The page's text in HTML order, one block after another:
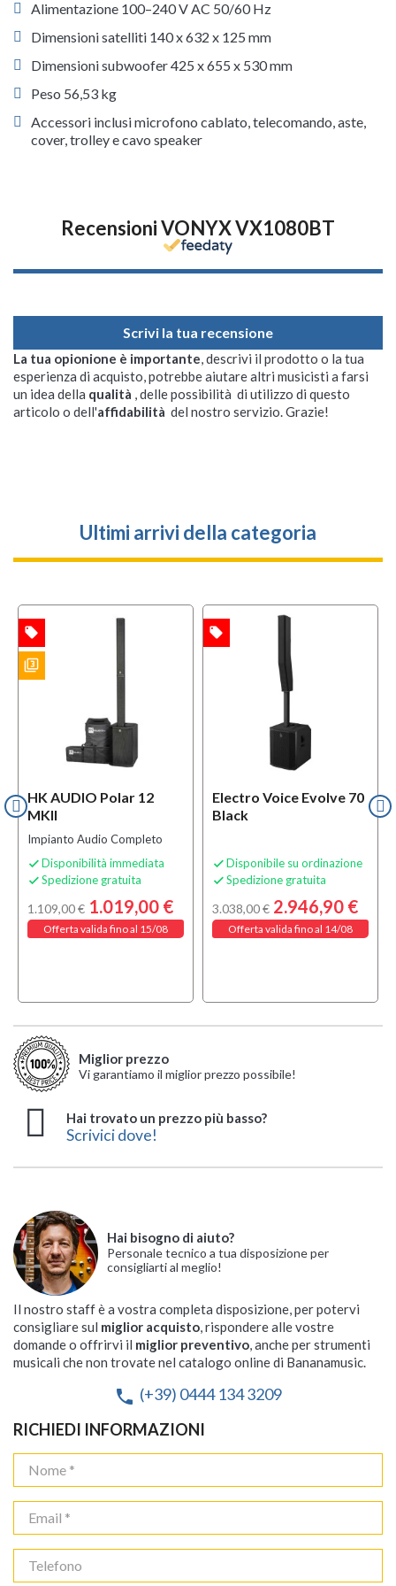
Alimentazione 100–240 V AC 50/60 Hz
Dimensioni satelliti 140 x 632 x 125 mm
Dimensioni subwoofer 425 x 655 x 530 mm
Peso 56,53 kg
Accessori inclusi microfono cablato, telecomando, aste,
cover, trolley e cavo speaker
Recensioni VONYX VX1080BT
Scrivi la tua recensione
La tua opionione è importante, descrivi il prodotto o la tua
esperienza di acquisto, potrebbe aiutare altri musicisti a farsi
un idea della qualità , delle possibilità di utilizzo di questo
articolo o dell'affidabilità del nostro servizio. Grazie!
Ultimi arrivi della categoria
HK AUDIO Polar 12
MKII
Impianto Audio Completo
 Disponibilità immediata
 Spedizione gratuita
1.109,00 € 1.019,00 €
Offerta valida fino al 15/08
local_offer
filter_3
Electro Voice Evolve 70
Black
 Disponibile su ordinazione
 Spedizione gratuita
3.038,00 € 2.946,90 €
Offerta valida fino al 14/08
local_offer
Miglior prezzo
Vi garantiamo il miglior prezzo possibile!
Hai trovato un prezzo più basso?
Scrivici dove!
Hai bisogno di aiuto?
Personale tecnico a tua disposizione per
consigliarti al meglio!
Il nostro staff è a vostra completa disposizione, per potervi
consigliare sul miglior acquisto, rispondere alle vostre
domande o offrirvi il miglior preventivo, anche per strumenti
musicali che non trovate nel catalogo online di Bananamusic.
phone (+39) 0444 134 3209
RICHIEDI INFORMAZIONI